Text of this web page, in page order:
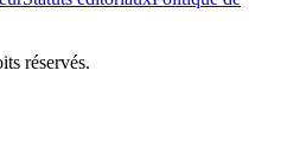
réservés.